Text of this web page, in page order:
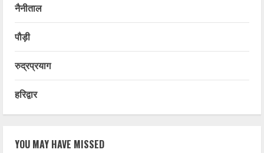
नैनीताल
पौड़ी
रुद्रप्रयाग
हरिद्वार
YOU MAY HAVE MISSED